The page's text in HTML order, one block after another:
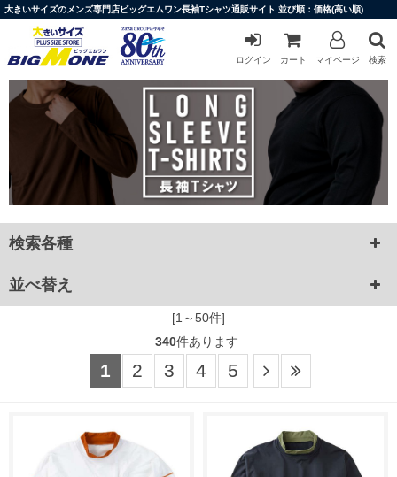
大きいサイズのメンズ専門店ビッグエムワン長袖Tシャツ通販サイト 並び順：価格(高い順)
ログイン カート マイページ 検索
検索各種
並べ替え
[1～50件]
340件あります
1 2 3 4 5